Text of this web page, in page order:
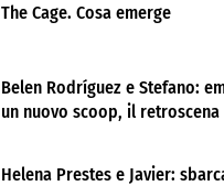
The Cage. Cosa emerge
Belen Rodríguez e Stefano:
un nuovo scoop, il retroscena
Helena Prestes e Javier: